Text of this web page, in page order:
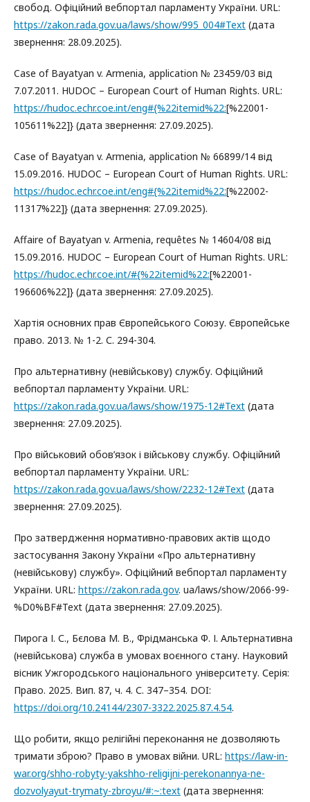
свобод. Офіційний вебпортал парламенту України. URL:
https://zakon.rada.gov.ua/laws/show/995_004#Text (дата
звернення: 28.09.2025).
Case of Bayatyan v. Armenia, аpplication № 23459/03 від
7.07.2011. HUDOC – European Court of Human Rights. URL:
https://hudoc.echr.coe.int/eng#{%22itemid%22:[%22001-
105611%22]} (дата звернення: 27.09.2025).
Case of Bayatyan v. Armenia, аpplication № 66899/14 від
15.09.2016. HUDOC – European Court of Human Rights. URL:
https://hudoc.echr.coe.int/eng#{%22itemid%22:[%22002-
11317%22]} (дата звернення: 27.09.2025).
Affaire of Bayatyan v. Armenia, requêtes № 14604/08 від
15.09.2016. HUDOC – European Court of Human Rights. URL:
https://hudoc.echr.coe.int/#{%22itemid%22:[%22001-
196606%22]} (дата звернення: 27.09.2025).
Хартія основних прав Європейського Союзу. Європейське
право. 2013. № 1-2. С. 294-304.
Про альтернативну (невійськову) службу. Офіційний
вебпортал парламенту України. URL:
https://zakon.rada.gov.ua/laws/show/1975-12#Text (дата
звернення: 27.09.2025).
Про військовий обов’язок і військову службу. Офіційний
вебпортал парламенту України. URL:
https://zakon.rada.gov.ua/laws/show/2232-12#Text (дата
звернення: 27.09.2025).
Про затвердження нормативно-правових актів щодо
застосування Закону України «Про альтернативну
(невійськову) службу». Офіційний вебпортал парламенту
України. URL: https://zakon.rada.gov. ua/laws/show/2066-99-
%D0%BF#Text (дата звернення: 27.09.2025).
Пирога І. С., Бєлова М. В., Фрідманська Ф. І. Альтернативна
(невійськова) служба в умовах воєнного стану. Науковий
вісник Ужгородського національного університету. Серія:
Право. 2025. Вип. 87, ч. 4. С. 347–354. DOI:
https://doi.org/10.24144/2307-3322.2025.87.4.54.
Що робити, якщо релігійні переконання не дозволяють
тримати зброю? Право в умовах війни. URL: https://law-in-
war.org/shho-robyty-yakshho-religijni-perekonannya-ne-
dozvolyayut-trymaty-zbroyu/#:~:text (дата звернення: